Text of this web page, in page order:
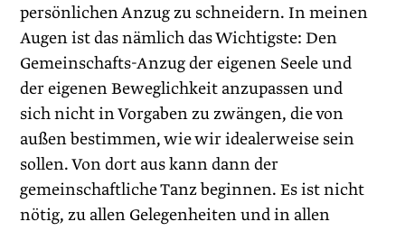
persönlichen Anzug zu schneidern. In meinen
Augen ist das nämlich das Wichtigste: Den
Gemeinschafts-Anzug der eigenen Seele und
der eigenen Beweglichkeit anzupassen und
sich nicht in Vorgaben zu zwängen, die von
außen bestimmen, wie wir idealerweise sein
sollen. Von dort aus kann dann der
gemeinschaftliche Tanz beginnen. Es ist nicht
nötig, zu allen Gelegenheiten und in allen